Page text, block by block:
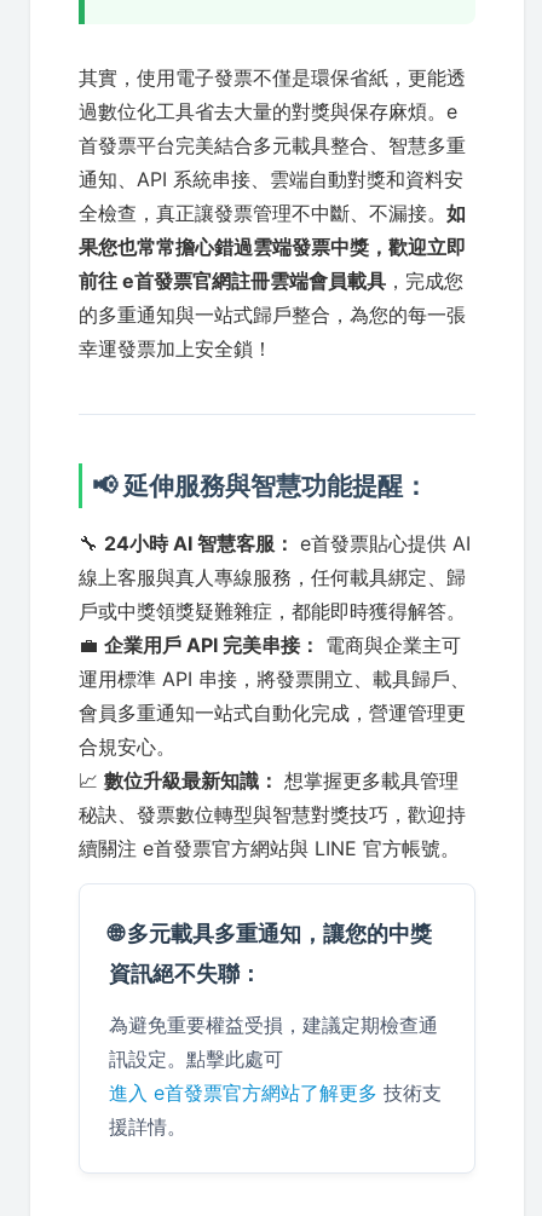
其實，使用電子發票不僅是環保省紙，更能透
過數位化工具省去大量的對獎與保存麻煩。e
首發票平台完美結合多元載具整合、智慧多重
通知、API 系統串接、雲端自動對獎和資料安
全檢查，真正讓發票管理不中斷、不漏接。 如
果您也常常擔心錯過雲端發票中獎，歡迎立即
前往 e首發票官網註冊雲端會員載具 ，完成您
的多重通知與一站式歸戶整合，為您的每一張
幸運發票加上安全鎖！
📢 延伸服務與智慧功能提醒：
🔧 24小時 AI 智慧客服： e首發票貼心提供 AI
線上客服與真人專線服務，任何載具綁定、歸
戶或中獎領獎疑難雜症，都能即時獲得解答。
💼 企業用戶 API 完美串接： 電商與企業主可
運用標準 API 串接，將發票開立、載具歸戶、
會員多重通知一站式自動化完成，營運管理更
合規安心。
📈 數位升級最新知識： 想掌握更多載具管理
秘訣、發票數位轉型與智慧對獎技巧，歡迎持
續關注 e首發票官方網站與 LINE 官方帳號。
🌐 多元載具多重通知，讓您的中獎
資訊絕不失聯：
為避免重要權益受損，建議定期檢查通
訊設定。點擊此處可
進入 e首發票官方網站了解更多 技術支
援詳情。